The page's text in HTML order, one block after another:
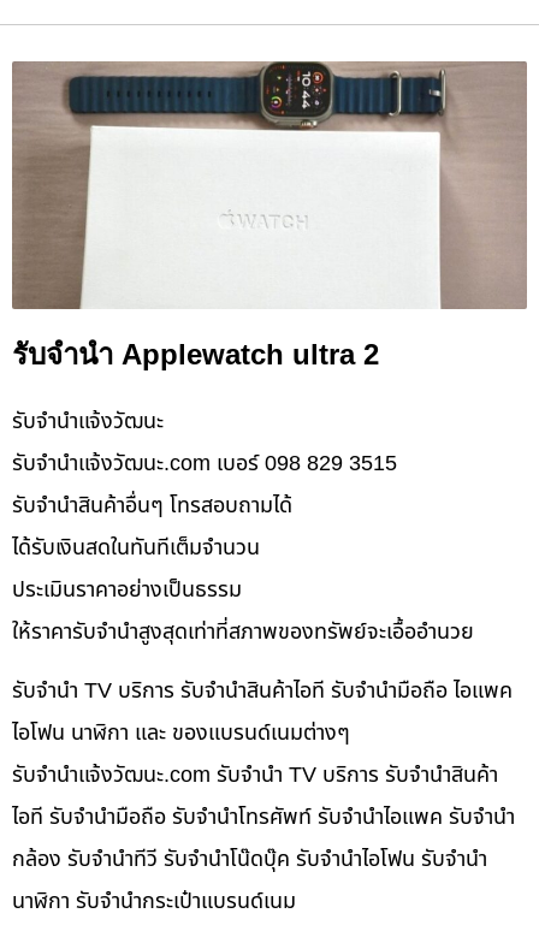
รับจำนำ Applewatch ultra 2
รับจํานําแจ้งวัฒนะ
รับจํานําแจ้งวัฒนะ.com เบอร์ 098 829 3515
รับจำนำสินค้าอื่นๆ โทรสอบถามได้
ได้รับเงินสดในทันทีเต็มจำนวน
ประเมินราคาอย่างเป็นธรรม
ให้ราคารับจำนำสูงสุดเท่าที่สภาพของทรัพย์จะเอื้ออำนวย
รับจำนำ TV บริการ รับจำนำสินค้าไอที รับจำนำมือถือ ไอแพค
ไอโฟน นาฬิกา และ ของแบรนด์เนมต่างๆ
รับจํานําแจ้งวัฒนะ.com รับจำนำ TV บริการ รับจำนำสินค้า
ไอที รับจำนำมือถือ รับจำนำโทรศัพท์ รับจำนำไอแพค รับจำนำ
กล้อง รับจำนำทีวี รับจำนำโน๊ดบุ๊ค รับจำนำไอโฟน รับจำนำ
นาฬิกา รับจำนำกระเป๋าแบรนด์เนม